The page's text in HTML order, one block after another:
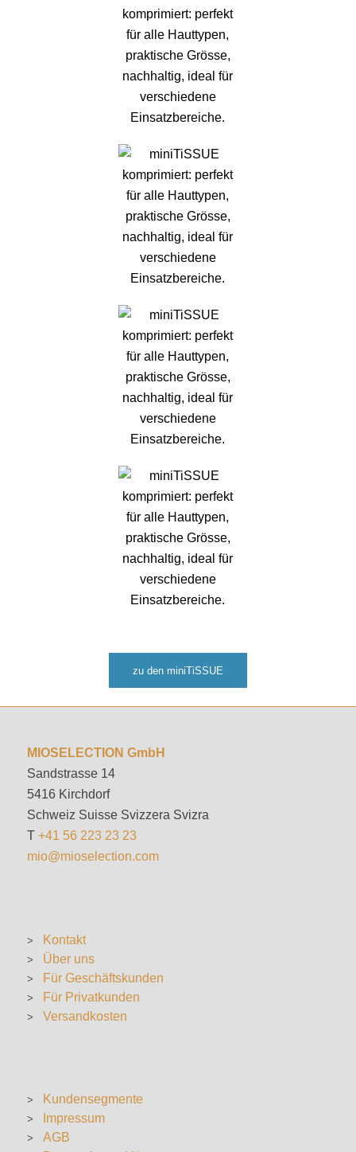
zu den miniTiSSUE
MIOSELECTION GmbH
Sandstrasse 14
5416 Kirchdorf
Schweiz Suisse Svizzera Svizra
T +41 56 223 23 23
mio@mioselection.com
Kontakt
Über uns
Für Geschäftskunden
Für Privatkunden
Versandkosten
Kundensegmente
Impressum
AGB